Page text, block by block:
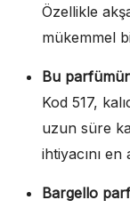
Özellikle
mükemmel
Bu parfümün
Kod 517,
uzun süre
ihtiyacını en
Bargello